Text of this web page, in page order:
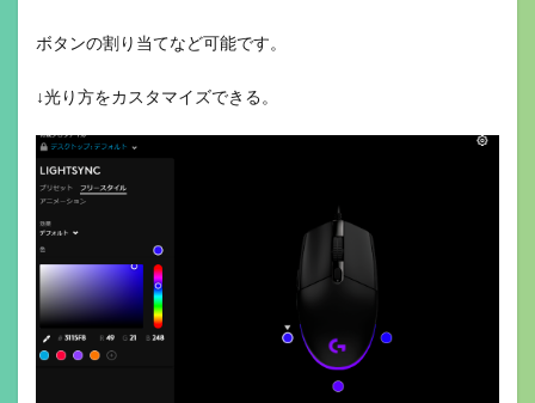
ボタンの割り当てなど可能です。
↓光り方をカスタマイズできる。